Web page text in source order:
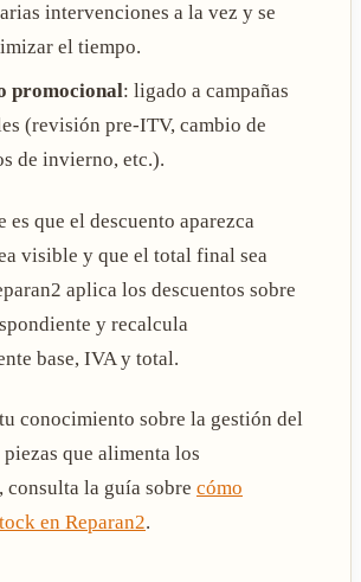
intervenciones a la vez y se
el tiempo.
promocional: ligado a campañas
(revisión pre-ITV, cambio de
de invierno, etc.).
es que el descuento aparezca
visible y que el total final sea
aplica los descuentos sobre
y recalcula
base, IVA y total.
conocimiento sobre la gestión del
que alimenta los
consulta la guía sobre cómo
en Reparan2.